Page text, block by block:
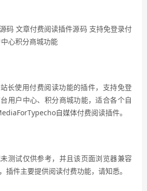
码 文章付费阅读插件源码 支持免登录付
心积分商城功能
长使用付费阅读功能的插件，支持免登
用户中心、积分商城功能，适合各个自
自媒体付费阅读插件。
测试仅供参考，并且该页面浏览器兼容
插件主要提供阅读付费功能，请知悉。